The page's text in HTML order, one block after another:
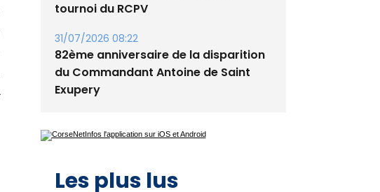
31/07/2026 08:22
du Commandant Antoine de Saint
Exupery